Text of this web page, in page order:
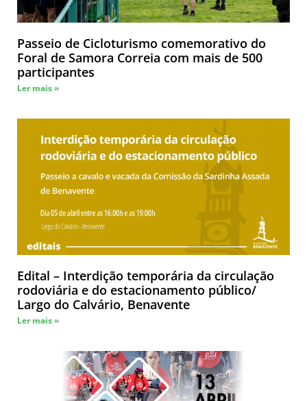
Passeio de Cicloturismo comemorativo do
Foral de Samora Correia com mais de 500
participantes
Ler mais »
Edital – Interdição temporária da circulação
rodoviária e do estacionamento público/
Largo do Calvário, Benavente
Ler mais »